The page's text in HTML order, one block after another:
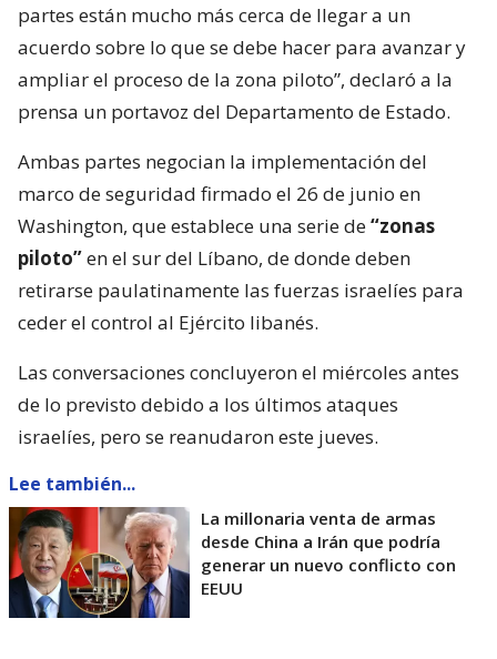
partes están mucho más cerca de llegar a un
acuerdo sobre lo que se debe hacer para avanzar y
ampliar el proceso de la zona piloto”, declaró a la
prensa un portavoz del Departamento de Estado.
Ambas partes negocian la implementación del
marco de seguridad firmado el 26 de junio en
Washington, que establece una serie de“zonas
piloto”en el sur del Líbano, de donde deben
retirarse paulatinamente las fuerzas israelíes para
ceder el control al Ejército libanés.
Las conversaciones concluyeron el miércoles antes
de lo previsto debido a los últimos ataques
israelíes, pero se reanudaron este jueves.
Lee también...
La millonaria venta de armas
desde China a Irán que podría
generar un nuevo conflicto con
EEUU